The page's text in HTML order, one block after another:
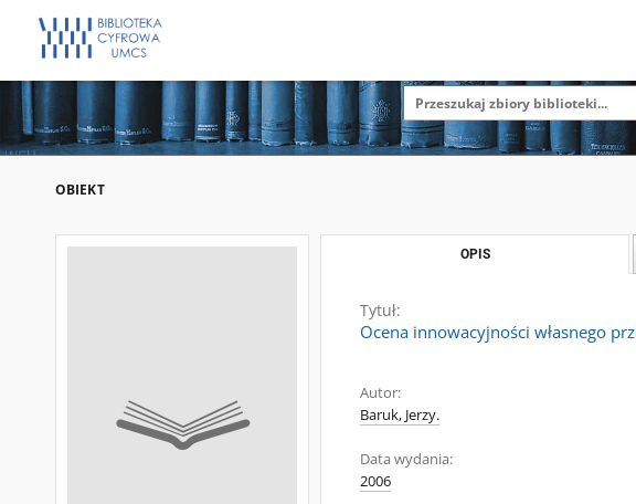
OBIEKT
OPIS
Tytuł:
Ocena innowacyjności własnego
Autor:
Baruk, Jerzy.
Data wydania:
2006